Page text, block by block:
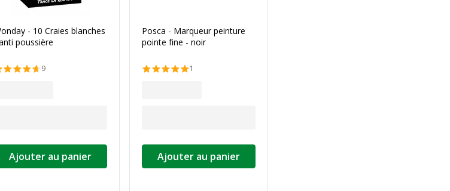
- 10 Craies blanches
poussière
9
Ajouter au panier
Posca - Marqueur peinture
pointe fine - noir
1
Ajouter au panier